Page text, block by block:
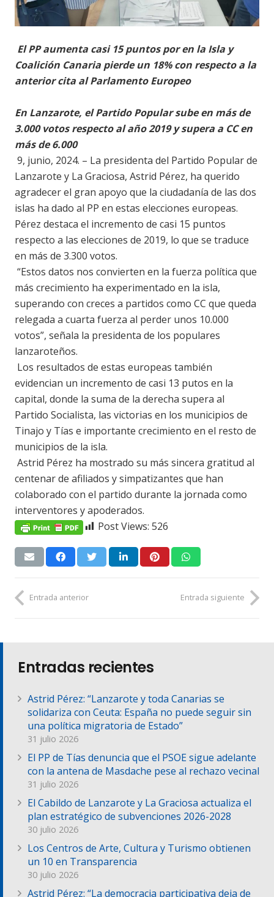
El PP aumenta casi 15 puntos por en la Isla y
Coalición Canaria pierde un 18% con respecto a la
anterior cita al Parlamento Europeo
En Lanzarote, el Partido Popular sube en más de
3.000 votos respecto al año 2019 y supera a CC en
más de 6.000
9, junio, 2024. – La presidenta del Partido Popular de
Lanzarote y La Graciosa, Astrid Pérez, ha querido
agradecer el gran apoyo que la ciudadanía de las dos
islas ha dado al PP en estas elecciones europeas.
Pérez destaca el incremento de casi 15 puntos
respecto a las elecciones de 2019, lo que se traduce
en más de 3.300 votos.
“Estos datos nos convierten en la fuerza política que
más crecimiento ha experimentado en la isla,
superando con creces a partidos como CC que queda
relegada a cuarta fuerza al perder unos 10.000
votos”, señala la presidenta de los populares
lanzaroteños.
Los resultados de estas europeas también
evidencian un incremento de casi 13 putos en la
capital, donde la suma de la derecha supera al
Partido Socialista, las victorias en los municipios de
Tinajo y Tías e importante crecimiento en el resto de
municipios de la isla.
Astrid Pérez ha mostrado su más sincera gratitud al
centenar de afiliados y simpatizantes que han
colaborado con el partido durante la jornada como
interventores y apoderados.
Post Views: 526
Entrada anterior Entrada siguiente
Entradas recientes
Astrid Pérez: “Lanzarote y toda Canarias se
solidariza con Ceuta: España no puede seguir sin
una política migratoria de Estado”
31 julio 2026
El PP de Tías denuncia que el PSOE sigue adelante
con la antena de Masdache pese al rechazo vecinal
31 julio 2026
El Cabildo de Lanzarote y La Graciosa actualiza el
plan estratégico de subvenciones 2026-2028
30 julio 2026
Los Centros de Arte, Cultura y Turismo obtienen
un 10 en Transparencia
30 julio 2026
Astrid Pérez: “La democracia participativa deja de